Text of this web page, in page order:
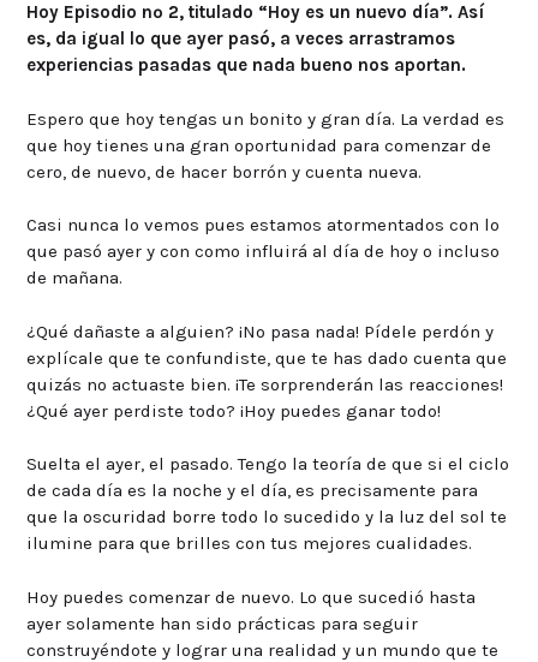
Hoy Episodio nº 2, titulado “Hoy es un nuevo día”. Así
es, da igual lo que ayer pasó, a veces arrastramos
experiencias pasadas que nada bueno nos aportan.
Espero que hoy tengas un bonito y gran día. La verdad es
que hoy tienes una gran oportunidad para comenzar de
cero, de nuevo, de hacer borrón y cuenta nueva.
Casi nunca lo vemos pues estamos atormentados con lo
que pasó ayer y con como influirá al día de hoy o incluso
de mañana.
¿Qué dañaste a alguien? ¡No pasa nada! Pídele perdón y
explícale que te confundiste, que te has dado cuenta que
quizás no actuaste bien. ¡Te sorprenderán las reacciones!
¿Qué ayer perdiste todo? ¡Hoy puedes ganar todo!
Suelta el ayer, el pasado. Tengo la teoría de que si el ciclo
de cada día es la noche y el día, es precisamente para
que la oscuridad borre todo lo sucedido y la luz del sol te
ilumine para que brilles con tus mejores cualidades.
Hoy puedes comenzar de nuevo. Lo que sucedió hasta
ayer solamente han sido prácticas para seguir
construyéndote y lograr una realidad y un mundo que te